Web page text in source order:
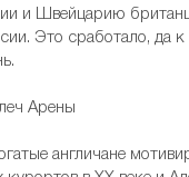
и Швейцарию
Это сработало, да к
англичане